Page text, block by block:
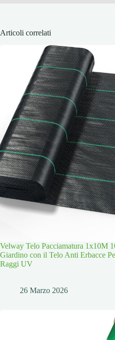
Articoli correlati
Velway Telo Pacciamatura 1x10M
Giardino con il Telo Anti Erbacce
Raggi UV
26 Marzo 2026